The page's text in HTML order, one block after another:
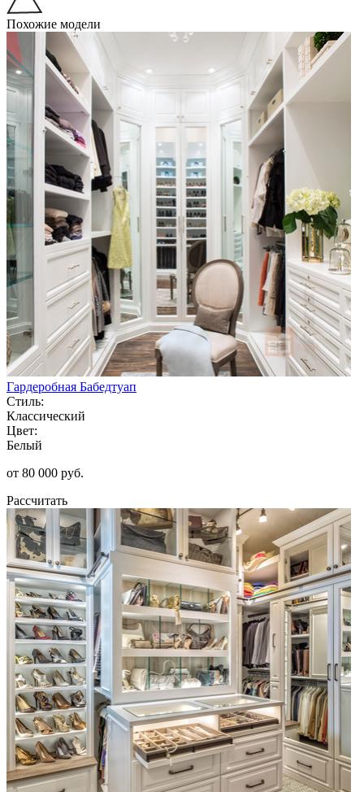
Похожие модели
Гардеробная Бабедтуап
Стиль:
Классический
Цвет:
Белый
от 80 000 руб.
Рассчитать